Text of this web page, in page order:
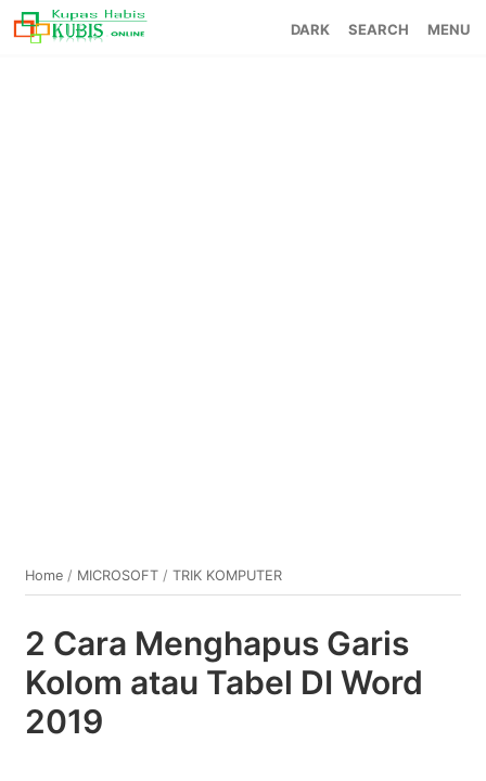
SEARCH MENU
Home / MICROSOFT /TRIK KOMPUTER
2 Cara Menghapus Garis
Kolom atau Tabel DI Word
2019